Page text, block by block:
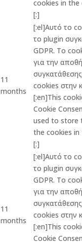
cookies in the
[:]
11
months
[:el]Αυτό το
το plugin
GDPR. Το
για την
cookies στην
[:en]This
Cookie
used to store
the cookies
[:]
11
months
[:el]Αυτό το
το plugin
GDPR. Το
για την
cookies στην
[:en]This
Cookie